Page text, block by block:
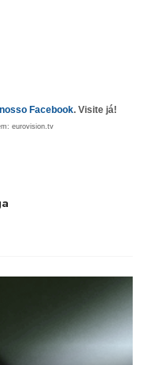
nosso Facebook. Visite já!
eurovision.tv